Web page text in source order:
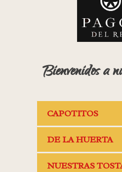
Bienvenidos a
CAPOTITOS
DE LA HUERTA
NUESTRAS